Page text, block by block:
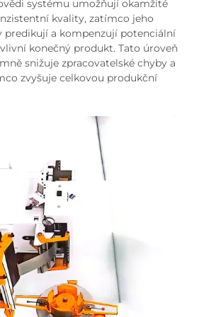
systému umožňují okamžité
kvality, zatímco jeho
a kompenzují potenciální
konečný produkt. Tato úroveň
snižuje zpracovatelské chyby a
zvyšuje celkovou produkční